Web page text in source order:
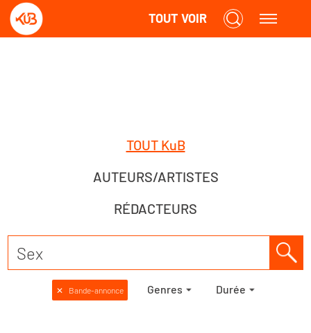
TOUT VOIR
TOUT KuB
AUTEURS/ARTISTES
RÉDACTEURS
✕ Bande-annonce Genres Durée